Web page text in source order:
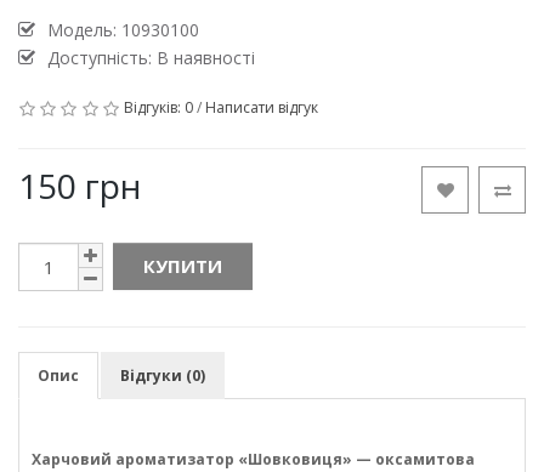
Модель: 10930100
Доступність: В наявності
Відгуків: 0/ Написати відгук
150 грн
КУПИТИ
Опис Відгуки (0)
Харчовий ароматизатор «Шовковиця» — оксамитова